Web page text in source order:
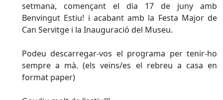
setmana, començant el dia 17 de juny amb
Benvingut Estiu! i acabant amb la Festa Major de
Can Servitge i la Inauguració del Museu.
Podeu descarregar-vos el programa per tenir-ho
sempre a mà. (els veïns/es el rebreu a casa en
format paper)